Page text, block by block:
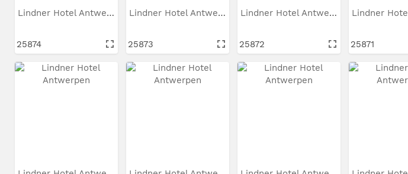
Lindner Hotel Antwerpen
25874
Lindner Hotel Antwerpen
25873
Lindner Hotel Antwerpen
25872 25871